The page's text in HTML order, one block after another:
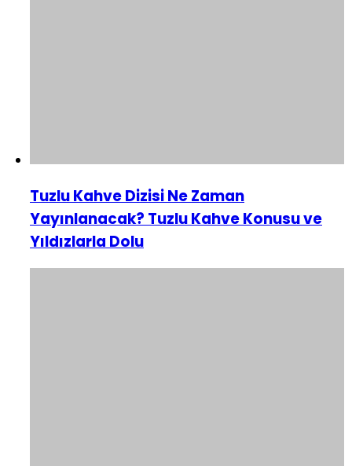
Tuzlu Kahve Dizisi Ne Zaman
Yayınlanacak? Tuzlu Kahve Konusu ve
Yıldızlarla Dolu